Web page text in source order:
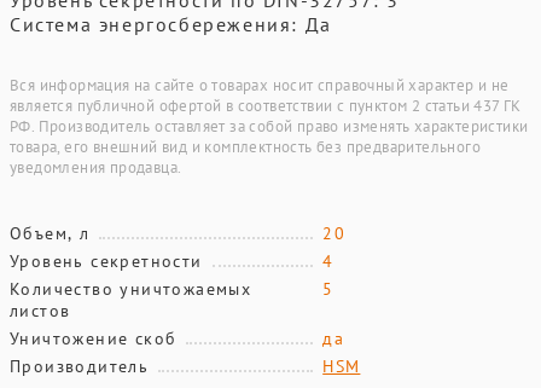
Система энергосбережения: Да
Вся информация на сайте о товарах носит справочный характер и не
является публичной офертой в соответствии с пунктом 2 статьи 437 ГК
РФ. Производитель оставляет за собой право изменять характеристики
товара, его внешний вид и комплектность без предварительного
уведомления продавца.
Объем, л
20
Уровень секретности
4
Количество уничтожаемых
листов
5
Уничтожение скоб
да
Производитель
HSM